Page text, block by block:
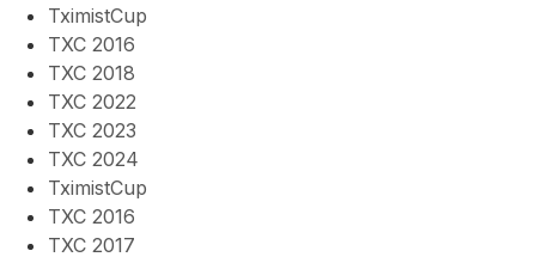
TximistCup
TXC 2016
TXC 2018
TXC 2022
TXC 2023
TXC 2024
TximistCup
TXC 2016
TXC 2017